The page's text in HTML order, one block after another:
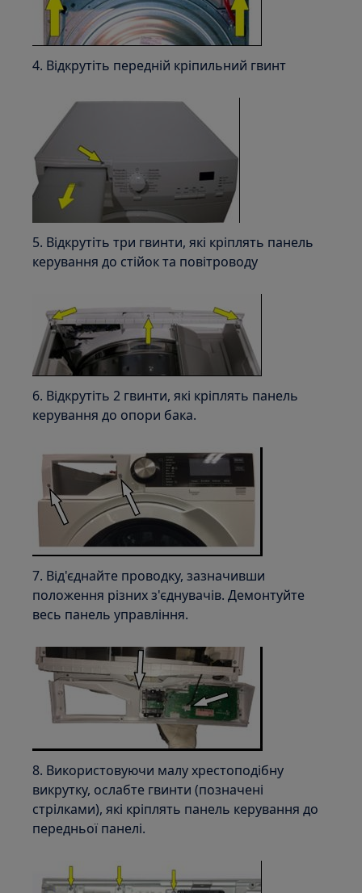
4. Відкрутіть передній кріпильний гвинт
5. Відкрутіть три гвинти, які кріплять панель
керування до стійок та повітроводу
6. Відкрутіть 2 гвинти, які кріплять панель
керування до опори бака.
7. Від'єднайте проводку, зазначивши
положення різних з'єднувачів. Демонтуйте
весь панель управління.
8. Використовуючи малу хрестоподібну
викрутку, ослабте гвинти (позначені
стрілками), які кріплять панель керування до
передньої панелі.